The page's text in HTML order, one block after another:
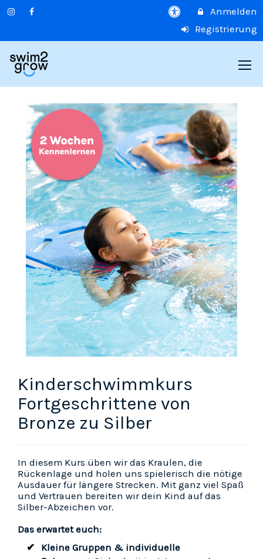
Anmelden
Registrierung
Kinderschwimmkurs
Fortgeschrittene von
Bronze zu Silber
In diesem Kurs üben wir das Kraulen, die
Rückenlage und holen uns spielerisch die nötige
Ausdauer für längere Strecken. Mit ganz viel Spaß
und Vertrauen bereiten wir dein Kind auf das
Silber-Abzeichen vor.
Das erwartet euch:
Kleine Gruppen & individuelle